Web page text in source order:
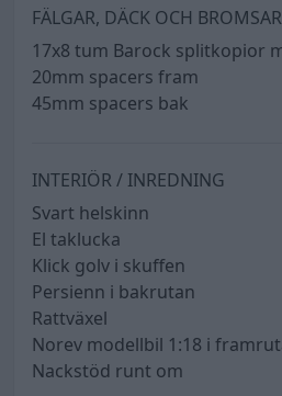
FÄLGAR, DÄCK OCH BROMSAR
17x8 tum Barock splitkopior
20mm spacers fram
45mm spacers bak
INTERIÖR / INREDNING
Svart helskinn
El taklucka
Klick golv i skuffen
Persienn i bakrutan
Rattväxel
Norev modellbil 1:18 i
Nackstöd runt om